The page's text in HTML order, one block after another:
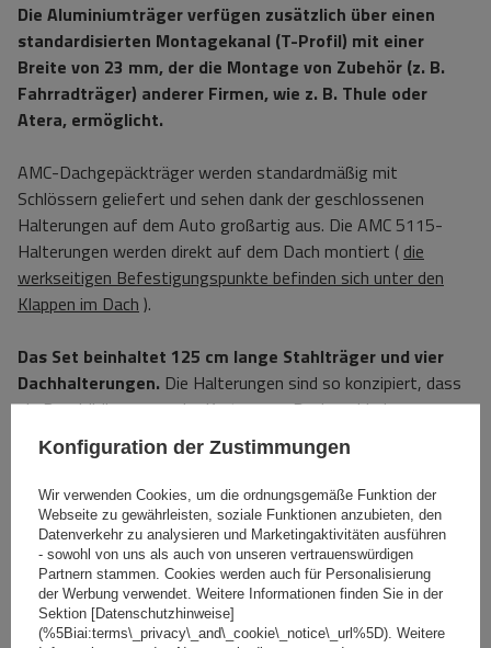
Die Aluminiumträger verfügen zusätzlich über einen
standardisierten Montagekanal (T-Profil) mit einer
Breite von 23 mm, der die Montage von Zubehör (z. B.
Fahrradträger) anderer Firmen, wie z. B. Thule oder
Atera, ermöglicht.
AMC-Dachgepäckträger werden standardmäßig mit
Schlössern geliefert und sehen dank der geschlossenen
Halterungen auf dem Auto großartig aus. Die AMC 5115-
Halterungen werden direkt auf dem Dach montiert ( die
werkseitigen Befestigungspunkte befinden sich unter den
Klappen im Dach ).
Das Set beinhaltet 125 cm lange Stahlträger und vier
Dachhalterungen. Die Halterungen sind so konzipiert, dass
sie Beschädigungen oder Kratzer am Dach verhindern.
Unten im Bereich „Downloads“ finden Sie die
Montageanleitung.
Spezifikation
Das Produkt passt zu Autos
Konfiguration der Zustimmungen
Wir verwenden Cookies, um die ordnungsgemäße Funktion der
Webseite zu gewährleisten, soziale Funktionen anzubieten, den
Datenverkehr zu analysieren und Marketingaktivitäten ausführen
- sowohl von uns als auch von unseren vertrauenswürdigen
Partnern stammen. Cookies werden auch für Personalisierung
der Werbung verwendet. Weitere Informationen finden Sie in der
Sektion [Datenschutzhinweise]
(%5Biai:terms\_privacy\_and\_cookie\_notice\_url%5D). Weitere